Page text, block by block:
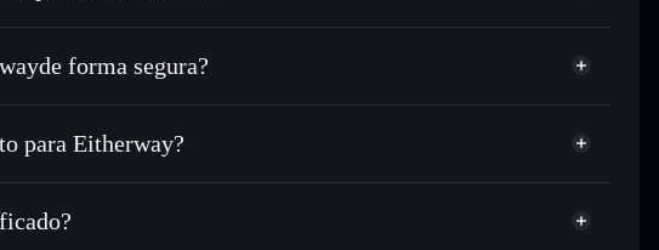
en EITHER a lo largo del tiempo
sin vincular públicamente las carteras usando el agregador de
EITHER en una cartera sin custodia donde tú controla tus claves privadas
de privacidad
forma segura?
cartera sin custodia Solflare
para Eitherway?
Eitherway